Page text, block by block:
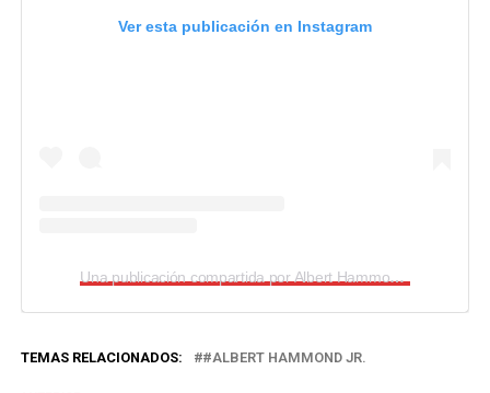
Ver esta publicación en Instagram
Una publicación compartida por Albert Hammond Jr (@alberthammondjr)
TEMAS RELACIONADOS: #ALBERT HAMMOND JR.